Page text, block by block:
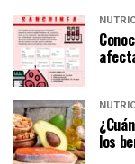
los